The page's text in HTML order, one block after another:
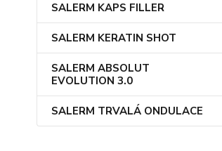
SALERM KAPS FILLER
SALERM KERATIN SHOT
SALERM ABSOLUT
EVOLUTION 3.0
SALERM TRVALÁ ONDULACE